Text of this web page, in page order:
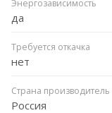
Энергозависимость
да
Требуется откачка
нет
Страна производитель
Россия